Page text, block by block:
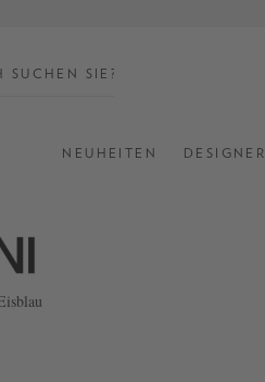
NEUHEITEN DESIGNER